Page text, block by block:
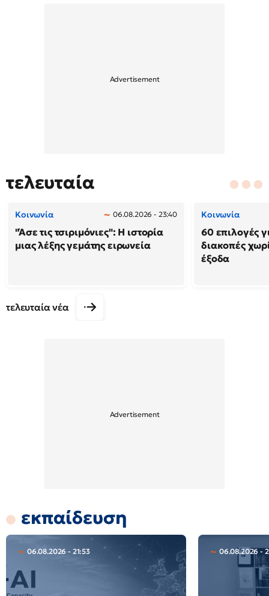
τελευταία
Κοινωνία 06.08.2026 - 23:40
"Άσε τις τσιριμόνιες": Η ιστορία
μιας λέξης γεμάτης ειρωνεία
Κοινωνία
60 επιλογές
διακοπές
έξοδα
τελευταία νέα
εκπαίδευση
06.08.2026 - 21:53 06.08.2026 -